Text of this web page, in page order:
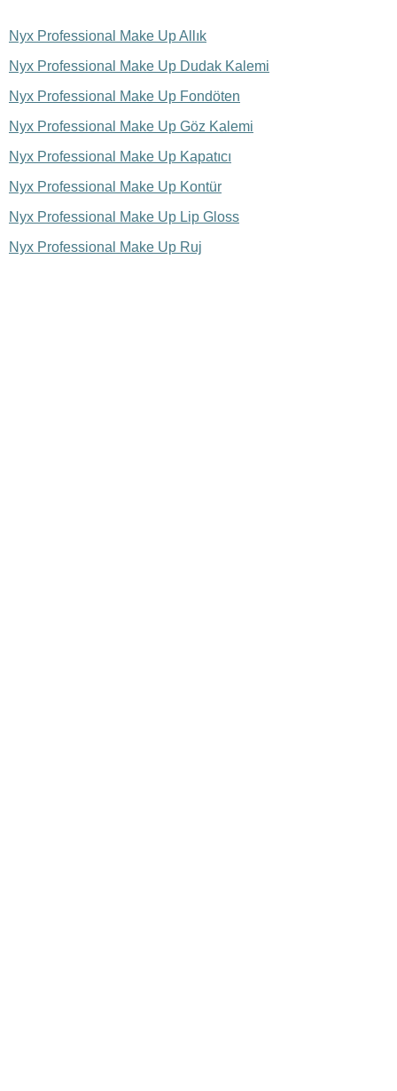
Nyx Professional Make Up Allık
Nyx Professional Make Up Dudak Kalemi
Nyx Professional Make Up Fondöten
Nyx Professional Make Up Göz Kalemi
Nyx Professional Make Up Kapatıcı
Nyx Professional Make Up Kontür
Nyx Professional Make Up Lip Gloss
Nyx Professional Make Up Ruj